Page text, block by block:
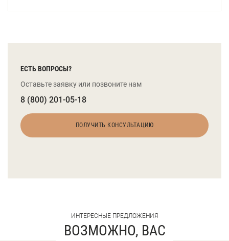
ЕСТЬ ВОПРОСЫ?
Оставьте заявку или позвоните нам
8 (800) 201-05-18
ПОЛУЧИТЬ КОНСУЛЬТАЦИЮ
ИНТЕРЕСНЫЕ ПРЕДЛОЖЕНИЯ
ВОЗМОЖНО, ВАС